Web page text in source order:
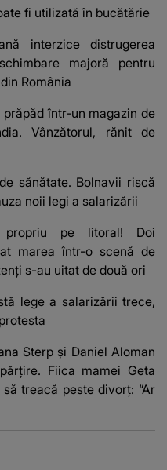
fi utilizată în bucătărie
interzice distrugerea
majoră pentru
România
într-un magazin de
Vânzătorul, rănit de
sănătate. Bolnavii riscă
noii legi a salarizării
propriu pe litoral! Doi
marea într-o scenă de
s-au uitat de două ori
lege a salarizării trece,
Sterp și Daniel Aloman
Fiica mamei Geta
treacă peste divorț: “Ar